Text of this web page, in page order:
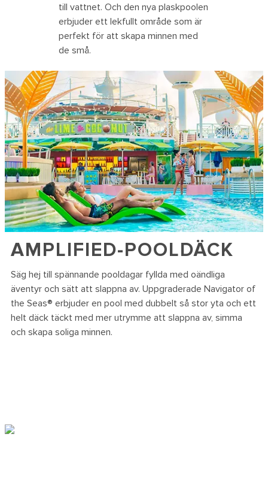
till vattnet. Och den nya plaskpoolen
erbjuder ett lekfullt område som är
perfekt för att skapa minnen med
de små.
AMPLIFIED-POOLDÄCK
Säg hej till spännande pooldagar fyllda med oändliga
äventyr och sätt att slappna av. Uppgraderade Navigator of
the Seas® erbjuder en pool med dubbelt så stor yta och ett
helt däck täckt med mer utrymme att slappna av, simma
och skapa soliga minnen.